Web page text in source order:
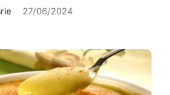
27/06/2024